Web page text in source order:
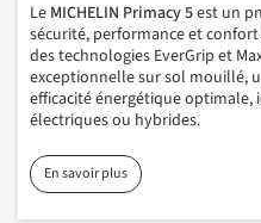
Le MICHELIN Primacy 5est un
sécurité, performance et
des technologies EverGrip et
exceptionnelle sur sol mouillé,
efficacité énergétique optimale,
électriques ou hybrides.
En savoir plus